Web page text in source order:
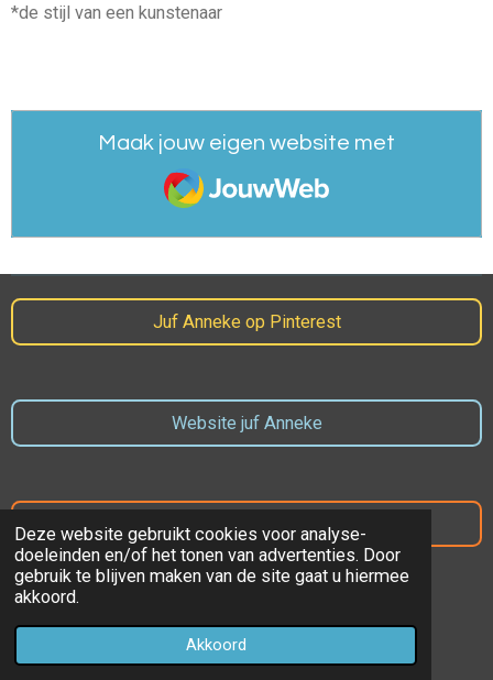
Deze website gebruikt cookies voor analyse-
doeleinden en/of het tonen van advertenties. Door
gebruik te blijven maken van de site gaat u hiermee
akkoord.
Akkoord
*de stijl van een kunstenaar
Maak jouw eigen website met
JouwWeb
Juf Anneke op Pinterest
Website juf Anneke
Website Prins Mauritsschool